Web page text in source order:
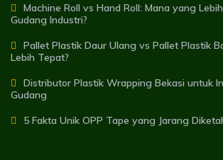
Machine Roll vs Hand Roll: Mana yang
Gudang Industri?
Pallet Plastik Daur Ulang vs Pallet Plastik
Lebih Tepat?
Distributor Plastik Wrapping Bekasi untuk
Gudang
5 Fakta Unik OPP Tape yang Jarang